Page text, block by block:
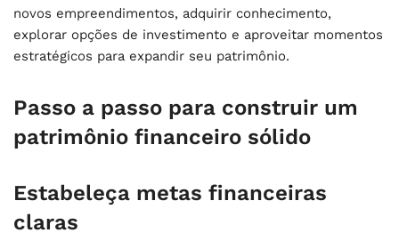
novos empreendimentos, adquirir conhecimento,
explorar opções de investimento e aproveitar momentos
estratégicos para expandir seu patrimônio.
Passo a passo para construir um
patrimônio financeiro sólido
Estabeleça metas financeiras
claras